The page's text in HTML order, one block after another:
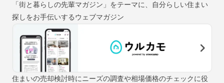
「街と暮らしの先輩マガジン」をテーマに、自分らしい住まい
探しをお手伝いするウェブマガジン
住まいの売却検討時にニーズの調査や相場価格のチェックに役